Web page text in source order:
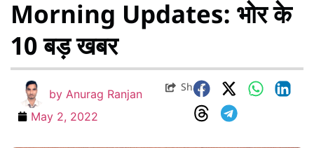
Morning Updates: भोर के
10 बड़ खबर
by Anurag Ranjan
May 2, 2022
Share